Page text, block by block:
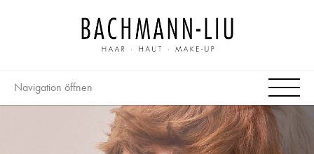
Navigation öffnen